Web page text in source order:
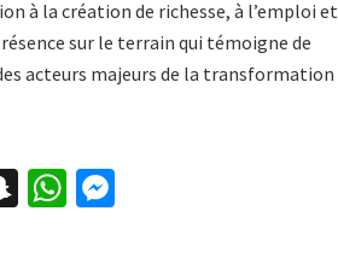
à la création de richesse, à l’emploi et
sur le terrain qui témoigne de
acteurs majeurs de la transformation
S
n
W
h